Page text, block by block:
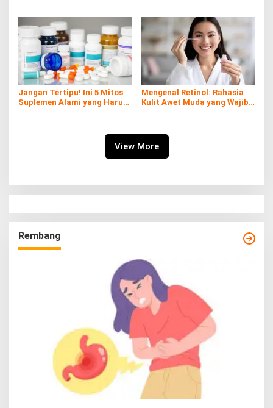
Jangan Tertipu! Ini 5 Mitos
Suplemen Alami yang Harus
Mengenal Retinol: Rahasia
Kulit Awet Muda yang Wajib
View More
Rembang